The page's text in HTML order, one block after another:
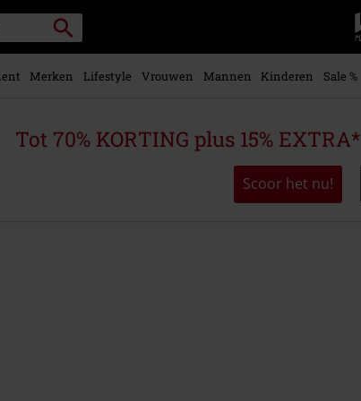
Packstation
zoeken
Merken Lifestyle Vrouwen Mannen Kinderen Sale %
Tot 70% KORTING plus 15% EXTRA*
Scoor het nu!